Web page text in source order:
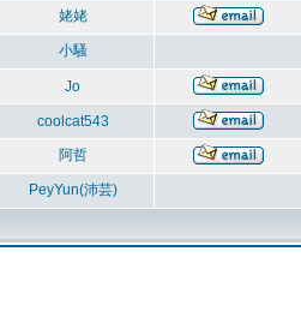
姥姥
小騷
Jo
coolcat543
阿哲
PeyYun(沛芸)